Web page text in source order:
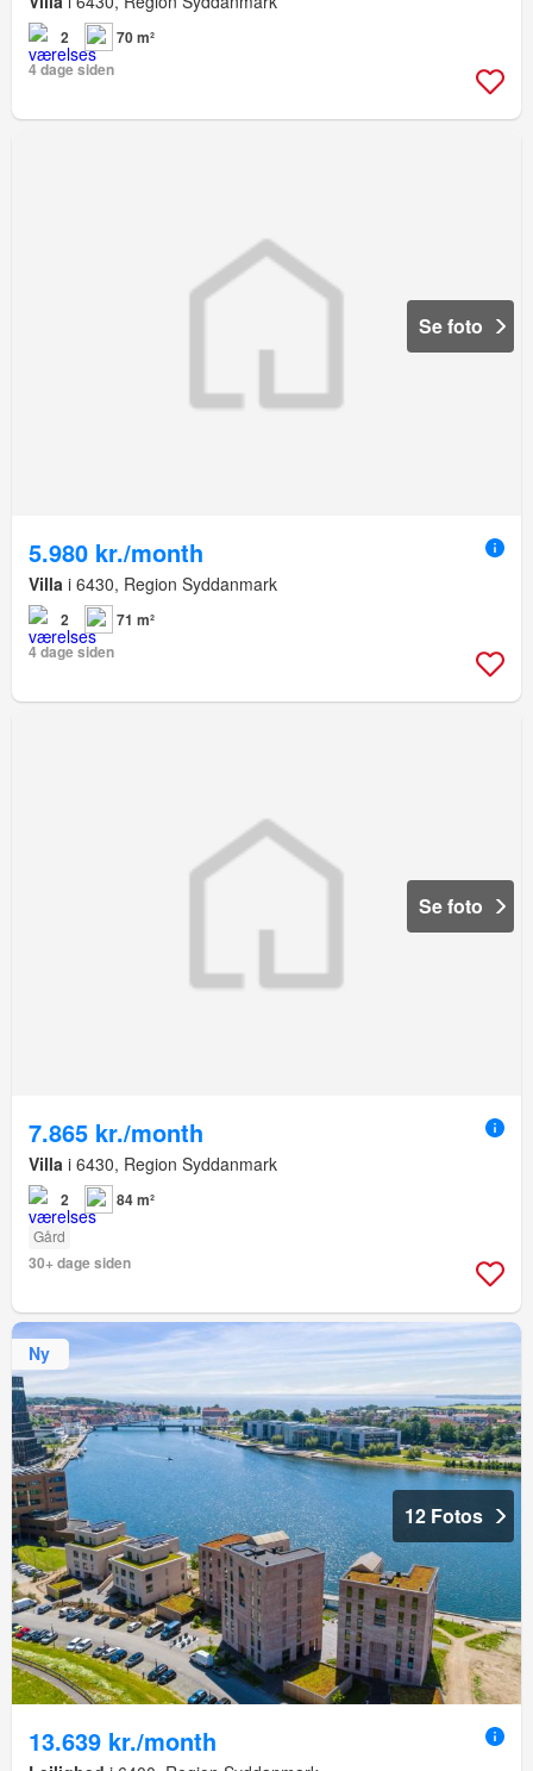
2
70 m²
4 dage siden
Se foto
5.980 kr./month
Villa i 6430, Region Syddanmark
2
71 m²
4 dage siden
Se foto
7.865 kr./month
Villa i 6430, Region Syddanmark
2 84 m²
Gård
30+ dage siden
Ny
12 Fotos
13.639 kr./month